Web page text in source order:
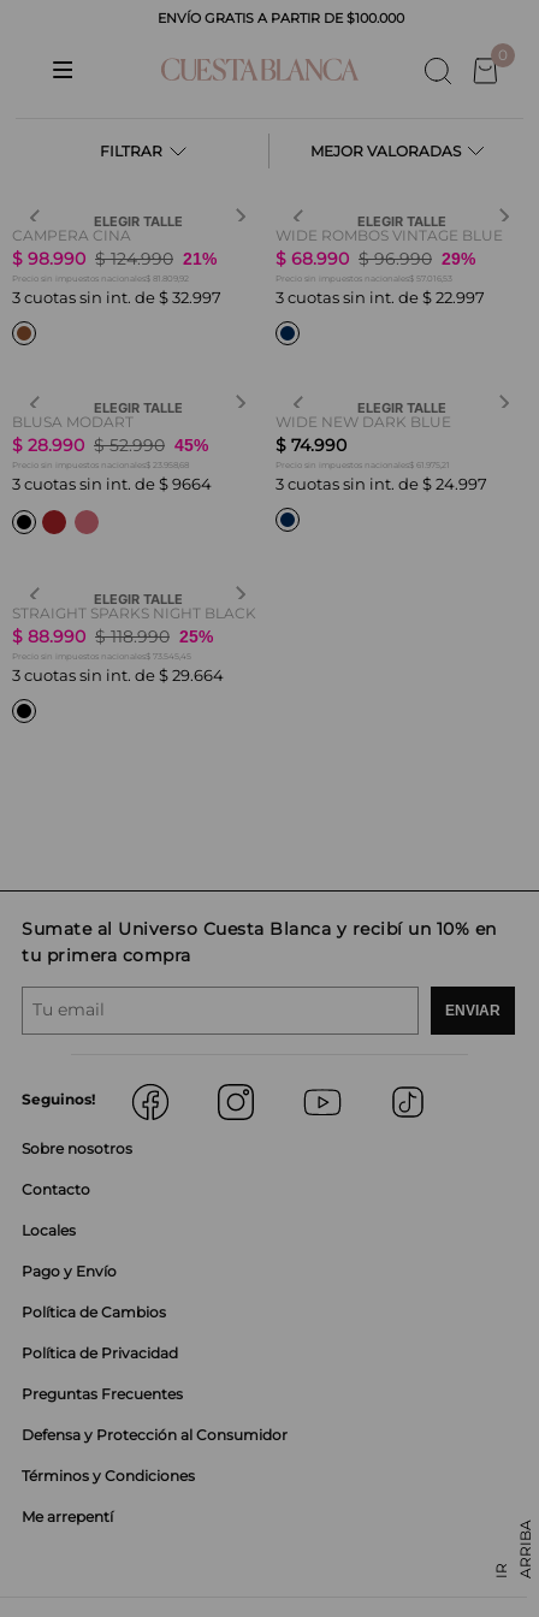
ENVÍO GRATIS A PARTIR DE $100.000
0
FILTRAR MEJOR VALORADAS
ELEGIR TALLE
CAMPERA CINA
$ 98.990 $ 124.990 21%
Precio sin impuestos nacionales$ 81.809,92
3 cuotas sin int. de $ 32.997
ELEGIR TALLE
WIDE ROMBOS VINTAGE BLUE
$ 68.990 $ 96.990 29%
Precio sin impuestos nacionales$ 57.016,53
3 cuotas sin int. de $ 22.997
ELEGIR TALLE
BLUSA MODART
$ 28.990 $ 52.990 45%
Precio sin impuestos nacionales$ 23.958,68
3 cuotas sin int. de $ 9664
ELEGIR TALLE
WIDE NEW DARK BLUE
$ 74.990
Precio sin impuestos nacionales$ 61.975,21
3 cuotas sin int. de $ 24.997
ELEGIR TALLE
STRAIGHT SPARKS NIGHT BLACK
$ 88.990 $ 118.990 25%
Precio sin impuestos nacionales$ 73.545,45
3 cuotas sin int. de $ 29.664
Sumate al Universo Cuesta Blanca y recibí un 10% en
tu primera compra
ENVIAR
Seguinos!
Sobre nosotros
Contacto
Locales
Pago y Envío
Política de Cambios
Política de Privacidad
Preguntas Frecuentes
Defensa y Protección al Consumidor
Términos y Condiciones
Me arrepentí